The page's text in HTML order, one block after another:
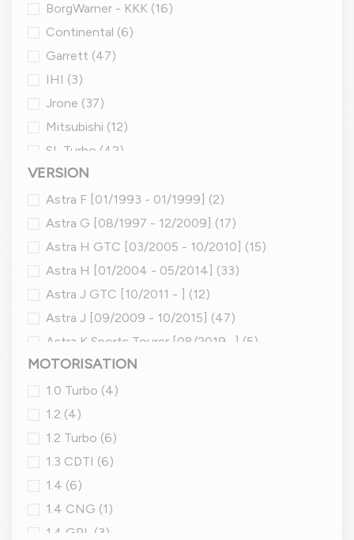
BorgWarner - KKK (16)
Continental (6)
Garrett (47)
IHI (3)
Jrone (37)
Mitsubishi (12)
SL Turbo (42)
VERSION
Astra F [01/1993 - 01/1999] (2)
Astra G [08/1997 - 12/2009] (17)
Astra H GTC [03/2005 - 10/2010] (15)
Astra H [01/2004 - 05/2014] (33)
Astra J GTC [10/2011 - ] (12)
Astra J [09/2009 - 10/2015] (47)
Astra K Sports Tourer [08/2019 -] (5)
Astra K [06/2015 - ]
Astra L Sports Tourer [10/2021 -]
Astra L [10/2021 - ]
MOTORISATION
1.0 Turbo (4)
1.2 (4)
1.2 Turbo (6)
1.3 CDTI (6)
1.4 (6)
1.4 CNG (1)
1.4 GPL (3)